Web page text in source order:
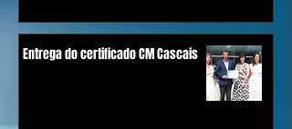
Entrega do certificado CM Cascais